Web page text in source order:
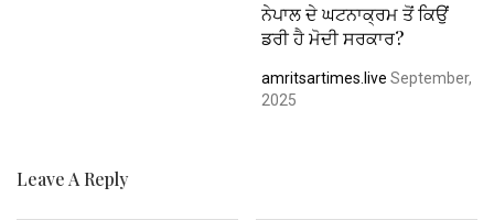
ਨੇਪਾਲ ਦੇ ਘਟਨਾਕ੍ਰਮ ਤੋਂ ਕਿਉਂ
ਡਰੀ ਹੈ ਮੋਦੀ ਸਰਕਾਰ?
amritsartimes.live September,
2025
Leave A Reply